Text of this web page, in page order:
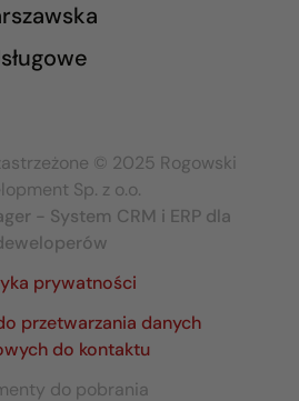
© 2025 Rogowski
Sp. z o.o.
- System CRM i ERP dla
prywatności
przetwarzania danych
do kontaktu
do pobrania